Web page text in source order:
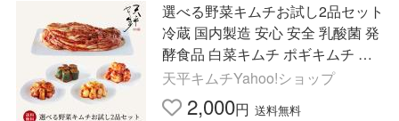
選べる野菜キムチお試し2品セット
冷蔵 国内製造 安心 安全 乳酸菌 発
酵食品 白菜キムチ ポギキムチ 天
平 ※北海道と沖縄は別途送料1000
円頂戴します。
天平キムチYahoo!ショップ
2,000円 送料無料